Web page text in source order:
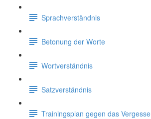
Sprachverständnis
Betonung der Worte
Wortverständnis
Satzverständnis
Trainingsplan gegen das